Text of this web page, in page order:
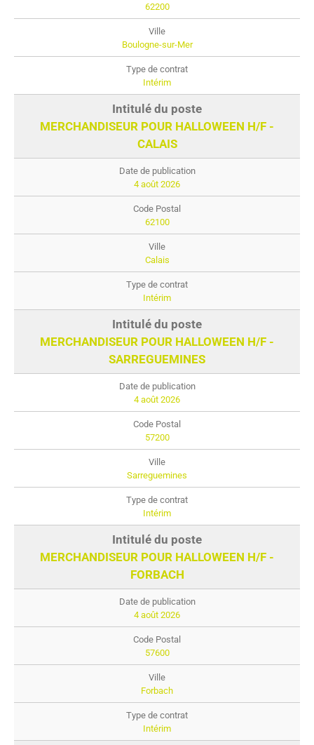
62200
Boulogne-sur-Mer
Intérim
MERCHANDISEUR POUR HALLOWEEN H/F -
CALAIS
4 août 2026
62100
Calais
Intérim
MERCHANDISEUR POUR HALLOWEEN H/F -
SARREGUEMINES
4 août 2026
57200
Sarreguemines
Intérim
MERCHANDISEUR POUR HALLOWEEN H/F -
FORBACH
4 août 2026
57600
Forbach
Intérim